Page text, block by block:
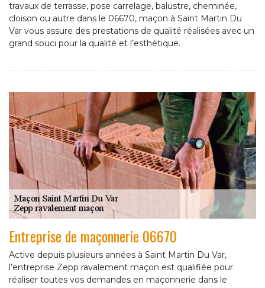
travaux de terrasse, pose carrelage, balustre, cheminée,
cloison ou autre dans le 06670, maçon à Saint Martin Du
Var vous assure des prestations de qualité réalisées avec un
grand souci pour la qualité et l’esthétique.
Entreprise de maçonnerie 06670
Active depuis plusieurs années à Saint Martin Du Var,
l’entreprise Zepp ravalement maçon est qualifiée pour
réaliser toutes vos demandes en maçonnerie dans le